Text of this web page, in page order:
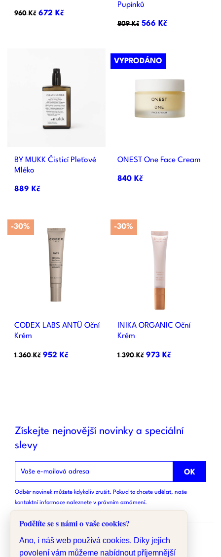
960 Kč 672 Kč
Pupínků
809 Kč 566 Kč
BY MUKK Čisticí Pleťové
Mléko
889 Kč
ONEST One Face Cream
840 Kč
VYPRODÁNO
CODEX LABS ANTÜ Oční
Krém
1 360 Kč 952 Kč
-30%
INIKA ORGANIC Oční
Krém
1 390 Kč 973 Kč
-30%
Získejte nejnovější novinky a speciální
slevy
Odběr novinek můžete kdykoliv zrušit. Pokud to chcete udělat, naše
kontaktní informace naleznete v právním oznámení.
Podělíte se s námi o vaše cookies?
Ano, i náš web používá cookies. Díky jejich
povolení vám můžeme nabídnout příjemnější